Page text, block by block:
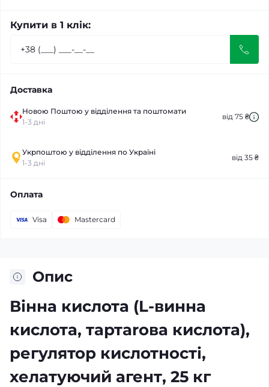
Купити в 1 клік:
Доставка
Новою Поштою у відділення та поштомати
1-3 дні
від 75 ₴
Укрпоштою у відділення по Україні
1-3 дні
від 35 ₴
Оплата
Visa Mastercard
Опис
Вінна кислота (L-винна
кислота, тартarова кислота),
регулятор кислотності,
хелатуючий агент, 25 кг